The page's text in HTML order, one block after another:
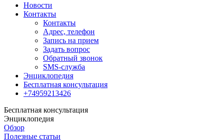
Новости
Контакты
Контакты
Адрес, телефон
Запись на прием
Задать вопрос
Обратный звонок
SMS-служба
Энциклопедия
Бесплатная консультация
+74959213426
Бесплатная консультация
Энциклопедия
Обзор
Полезные статьи